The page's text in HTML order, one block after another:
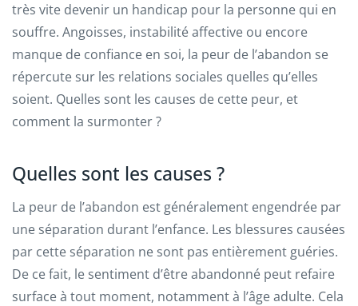
très vite devenir un handicap pour la personne qui en
souffre. Angoisses, instabilité affective ou encore
manque de confiance en soi, la peur de l’abandon se
répercute sur les relations sociales quelles qu’elles
soient. Quelles sont les causes de cette peur, et
comment la surmonter ?
Quelles sont les causes ?
La peur de l’abandon est généralement engendrée par
une séparation durant l’enfance. Les blessures causées
par cette séparation ne sont pas entièrement guéries.
De ce fait, le sentiment d’être abandonné peut refaire
surface à tout moment, notamment à l’âge adulte. Cela